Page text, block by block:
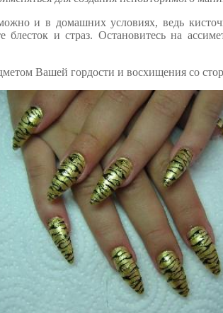
и в домашних условиях, ведь
блесток и страз. Остановитесь на
Вашей гордости и восхищения со